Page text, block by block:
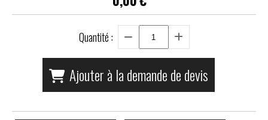
Quantité :
Ajouter à la demande de devis